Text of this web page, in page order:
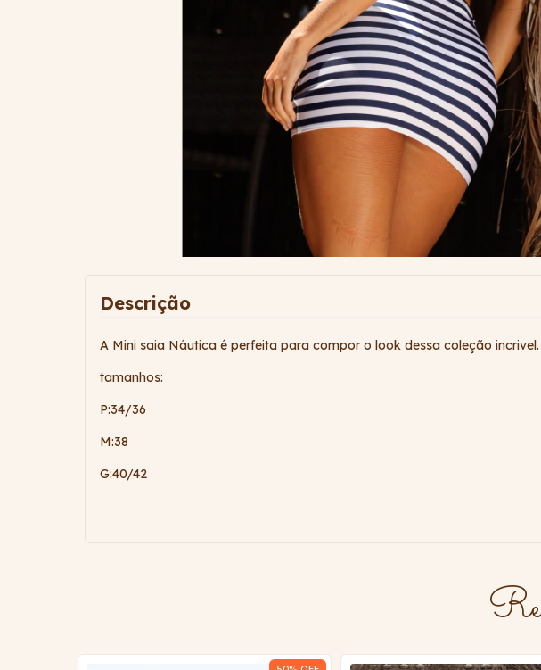
Descrição
A Mini saia Náutica é perfeita para compor o look dessa coleção incrivel.
tamanhos:
P:34/36
M:38
G:40/42